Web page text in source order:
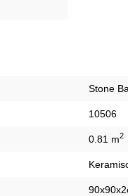
Stone
10506
0.81 m2